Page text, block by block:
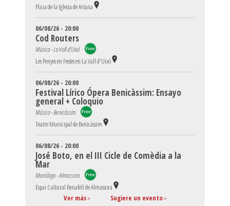
Plaza de la Iglesia de Artana
06/08/26 - 20:00
Cod Routers
Música - La Vall d'Uixó
Les Penyes en Festes en La Vall d'Uixó
06/08/26 - 20:00
Festival Lírico Ópera Benicàssim: Ensayo
general + Coloquio
Música - Benicàssim
Teatre Municipal de Benicàssim
06/08/26 - 20:00
José Boto, en el III Cicle de Comèdia a la
Mar
Monólogo - Almassora
Espai Cultural Benafelí de Almassora
Ver más» Sugiere un evento»